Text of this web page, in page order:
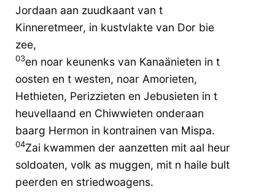
Jordaan aan zuudkaant van t
Kinneretmeer, in kustvlakte van Dor bie
zee,
03en noar keunenks van Kanaänieten in t
oosten en t westen, noar Amorieten,
Hethieten, Perizzieten en Jebusieten in t
heuvellaand en Chiwwieten onderaan
baarg Hermon in kontrainen van Mispa.
04Zai kwammen der aanzetten mit aal heur
soldoaten, volk as muggen, mit n haile bult
peerden en striedwoagens.